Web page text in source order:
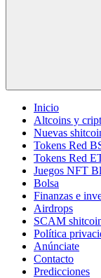
Inicio
Altcoins y
Nuevas
Tokens Red
Tokens Red
Juegos NFT
Bolsa
Finanzas e
Airdrops
SCAM
Política
Anúnciate
Contacto
Predicciones